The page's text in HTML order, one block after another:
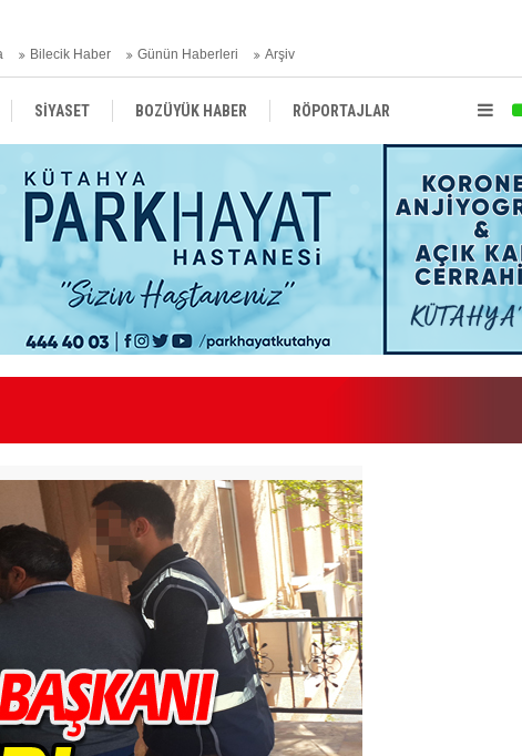
Bilecik Haber Günün Haberleri Arşiv
SİYASET BOZÜYÜK HABER RÖPORTAJLAR
İLANLAR